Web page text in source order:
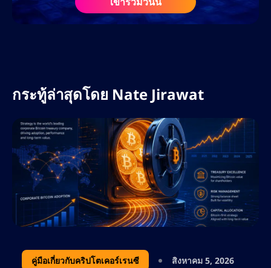
เนื้อหา ความรู้ความเข้าใจอย่างลึกซึ้งเกี่ยวกับ
ตลาดคริปโตและฟอเร็กซ์ ประกอบกับความรู้
ที่ AltSignals เนทรับผิดชอบในการขยายการ
เข้าถึงแบรนด์ทั่วโลก เพิ่มประสิทธิภาพกลยุทธ์
คอนเทนต์สำหรับ ActualizeAI และนำแนวทาง
ปฏิบัติที่ดีที่สุดด้าน SEO มาใช้ เพื่อขับเคลื่อนการ
เติบโตอย่างยั่งยืน เขามุ่งเน้นไปที่การใช้
ประโยชน์จากคีย์เวิร์ดที่มีผู้สนใจสูง การ
วางแผนคอนเทนต์เชิงกลยุทธ์ และการวิเคราะห์
คู่แข่ง เพื่อให้มั่นใจว่า AltSignals ยังคงเป็นผู้นำ
ด้วยความหลงใหลในด้านการเงิน เทคโนโลยี
กระทู้ล่าสุดโดย Nate Jirawat
คู่มือเกี่ยวกับคริปโตเคอร์เรนซี สิงหาคม 5, 2026